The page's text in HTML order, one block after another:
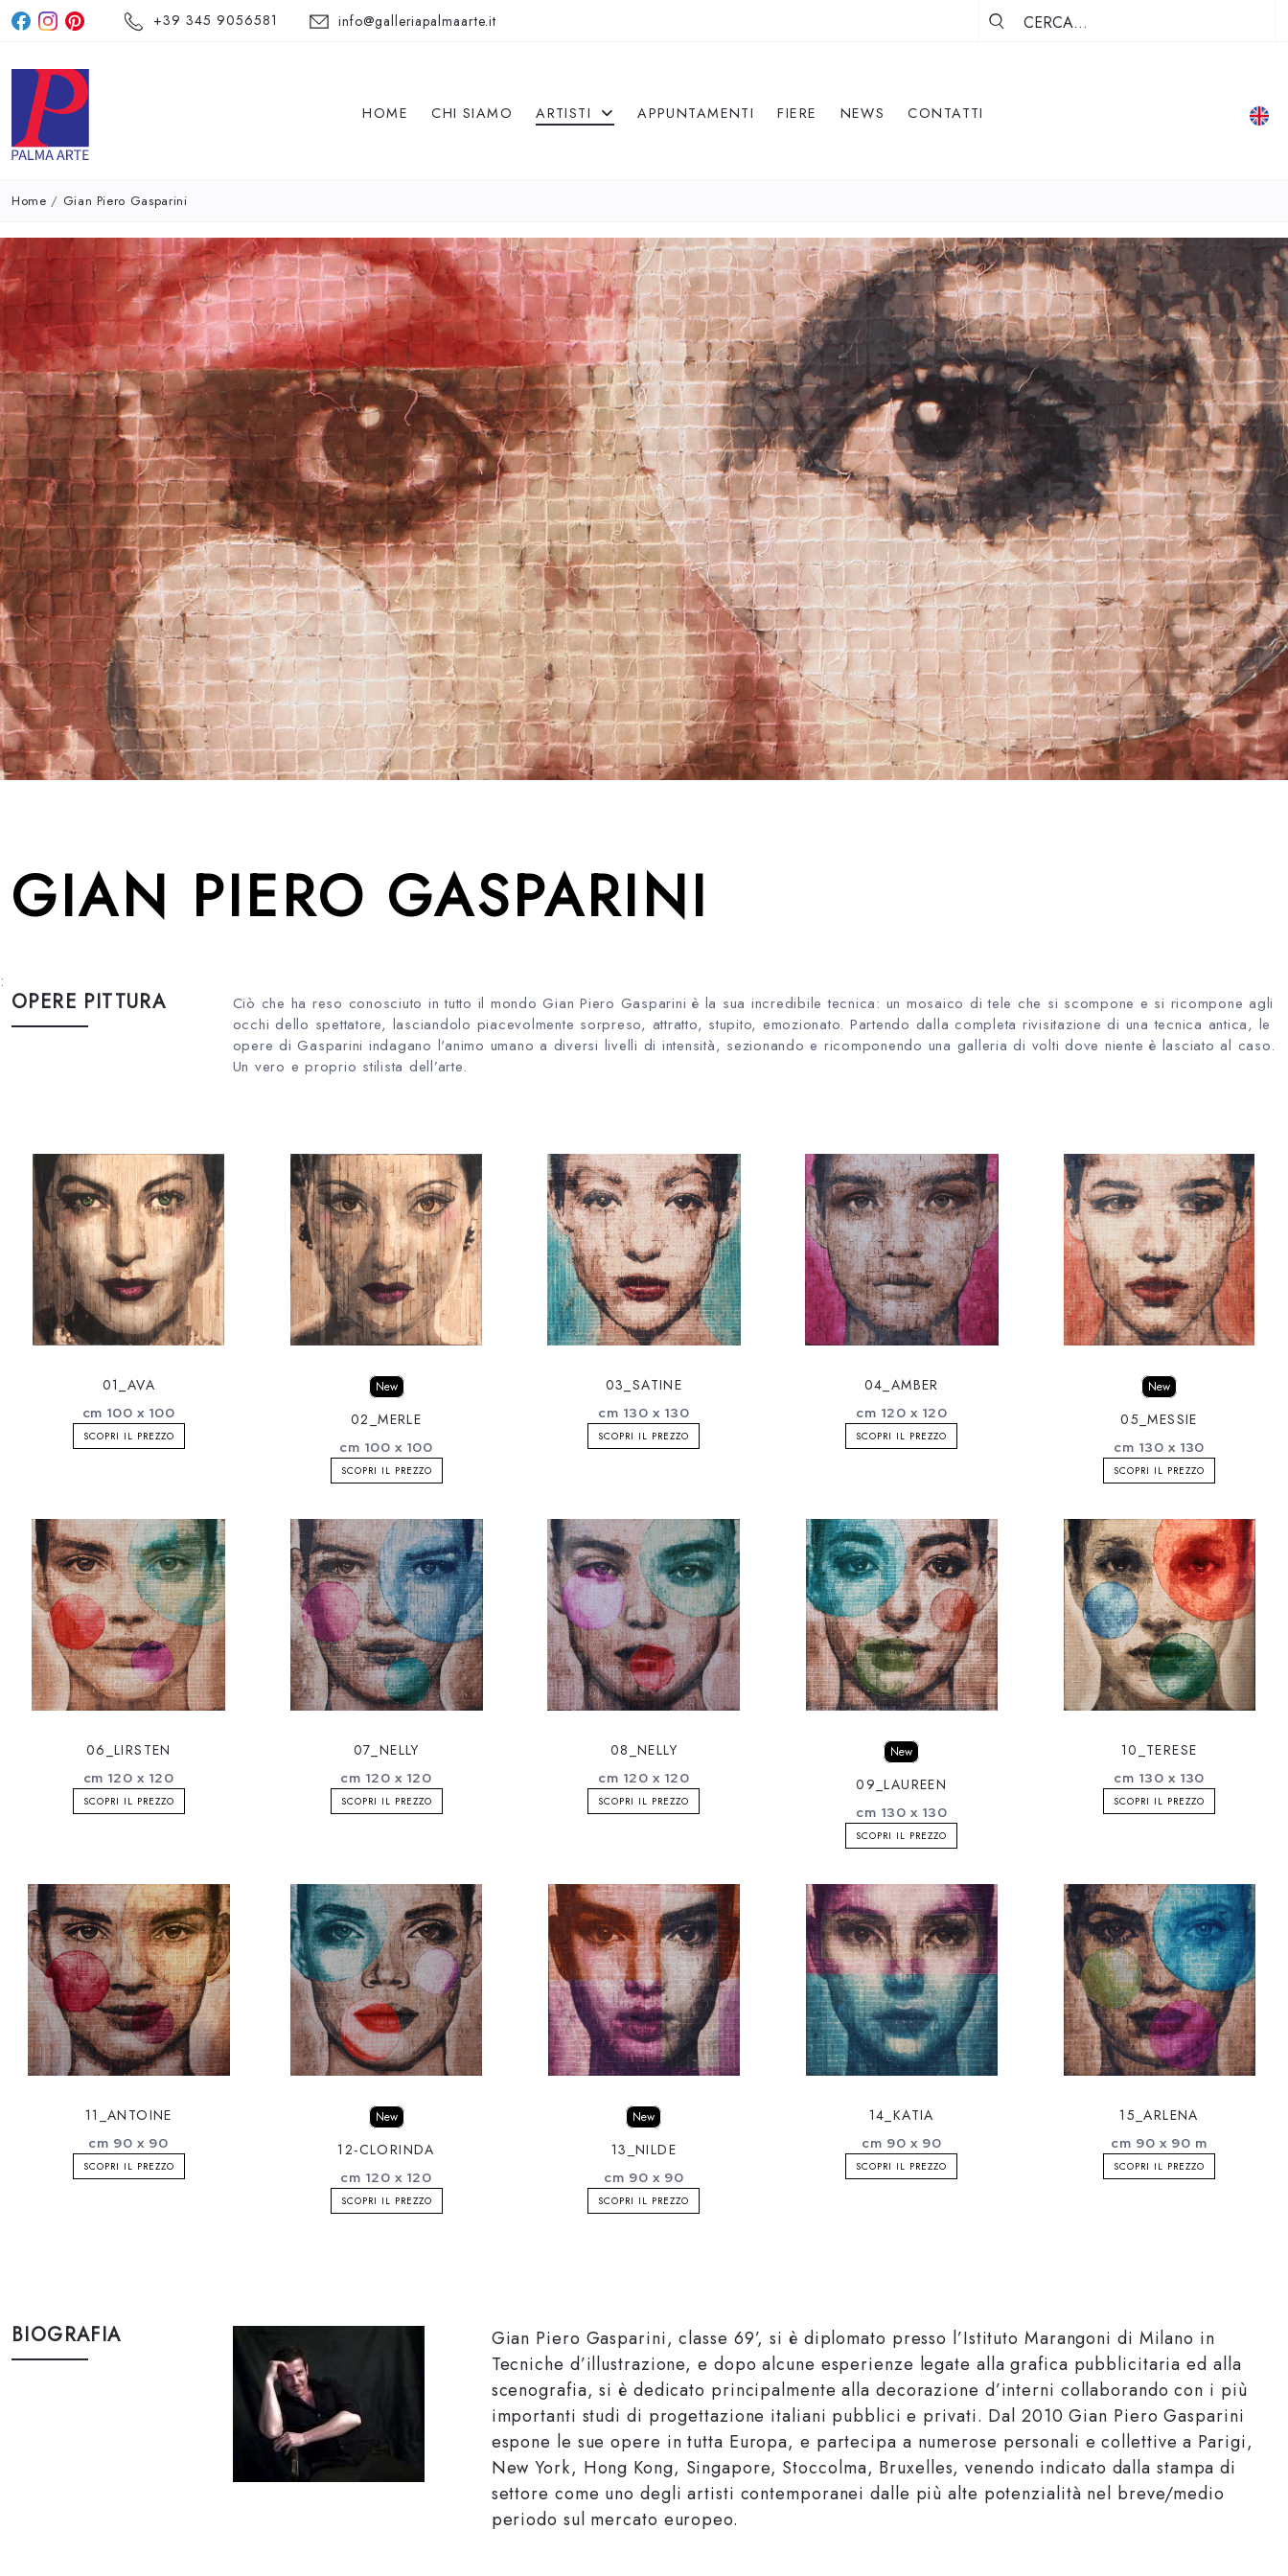
+39 345 9056581 info@galleriapalmaarte.it
HOME CHI SIAMO ARTISTI APPUNTAMENTI FIERE NEWS CONTATTI
Home / Gian Piero Gasparini
GIAN PIERO GASPARINI
:
OPERE PITTURA
Ciò che ha reso conosciuto in tutto il mondo Gian Piero Gasparini è la sua incredibile tecnica: un mosaico di tele che si scompone e si ricompone agli
occhi dello spettatore, lasciandolo piacevolmente sorpreso, attratto, stupito, emozionato. Partendo dalla completa rivisitazione di una tecnica antica, le
opere di Gasparini indagano l'animo umano a diversi livelli di intensità, sezionando e ricomponendo una galleria di volti dove niente è lasciato al caso.
Un vero e proprio stilista dell’arte.
01_AVA
cm 100 x 100
SCOPRI IL PREZZO
New
02_MERLE
cm 100 x 100
SCOPRI IL PREZZO
03_SATINE
cm 130 x 130
SCOPRI IL PREZZO
04_AMBER
cm 120 x 120
SCOPRI IL PREZZO
New
05_MESSIE
cm 130 x 130
SCOPRI IL PREZZO
06_LIRSTEN
cm 120 x 120
SCOPRI IL PREZZO
07_NELLY
cm 120 x 120
SCOPRI IL PREZZO
08_NELLY
cm 120 x 120
SCOPRI IL PREZZO
New
09_LAUREEN
cm 130 x 130
SCOPRI IL PREZZO
10_TERESE
cm 130 x 130
SCOPRI IL PREZZO
11_ANTOINE
cm 90 x 90
SCOPRI IL PREZZO
New
12-CLORINDA
cm 120 x 120
SCOPRI IL PREZZO
New
13_NILDE
cm 90 x 90
SCOPRI IL PREZZO
14_KATIA
cm 90 x 90
SCOPRI IL PREZZO
15_ARLENA
cm 90 x 90 m
SCOPRI IL PREZZO
BIOGRAFIA
Gian Piero Gasparini, classe 69’, si è diplomato presso l’Istituto Marangoni di Milano in
Tecniche d’illustrazione, e dopo alcune esperienze legate alla grafica pubblicitaria ed alla
scenografia, si è dedicato principalmente alla decorazione d’interni collaborando con i più
importanti studi di progettazione italiani pubblici e privati. Dal 2010 Gian Piero Gasparini
espone le sue opere in tutta Europa, e partecipa a numerose personali e collettive a Parigi,
New York, Hong Kong, Singapore, Stoccolma, Bruxelles, venendo indicato dalla stampa di
settore come uno degli artisti contemporanei dalle più alte potenzialità nel breve/medio
periodo sul mercato europeo.